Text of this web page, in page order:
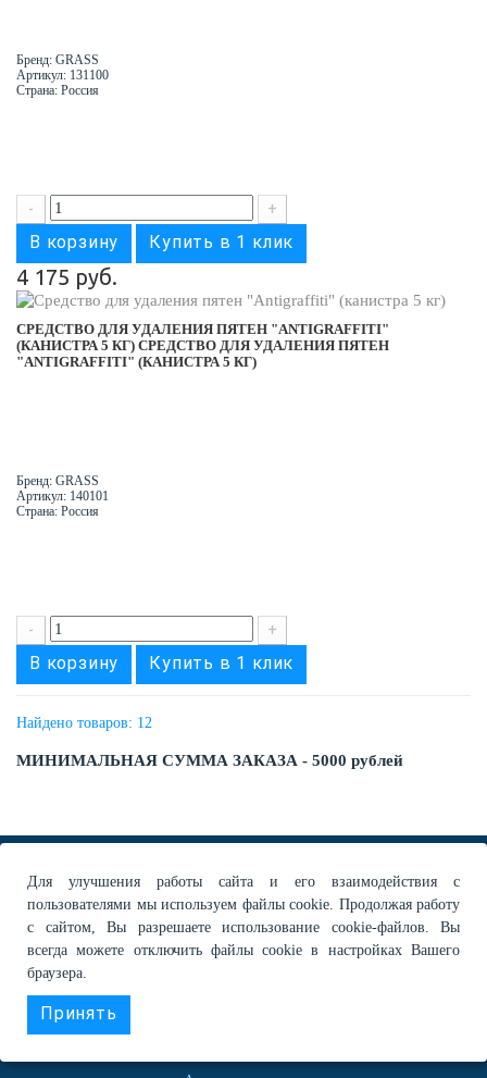
Бренд: GRASS
Артикул: 131100
Страна: Россия
- +
В корзину Купить в 1 клик
4 175 руб.
СРЕДСТВО ДЛЯ УДАЛЕНИЯ ПЯТЕН "ANTIGRAFFITI"
(КАНИСТРА 5 КГ) СРЕДСТВО ДЛЯ УДАЛЕНИЯ ПЯТЕН
"ANTIGRAFFITI" (КАНИСТРА 5 КГ)
Бренд: GRASS
Артикул: 140101
Страна: Россия
- +
В корзину Купить в 1 клик
Найдено товаров: 12
МИНИМАЛЬНАЯ СУММА ЗАКАЗА - 5000 рублей
ПРОФЕССИОНАЛЬНЫЙ УБОРОЧНЫЙ ИНВЕНТАРЬ
Для улучшения работы сайта и его взаимодействия с
пользователями мы используем файлы cookie. Продолжая работу
с сайтом, Вы разрешаете использование cookie-файлов. Вы
всегда можете отключить файлы cookie в настройках Вашего
браузера.
Принять